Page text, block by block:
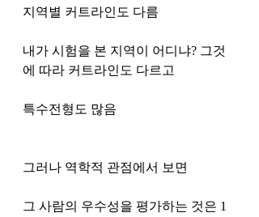
지역별 커트라인도 다름
내가 시험을 본 지역이 어디냐? 그것
에 따라 커트라인도 다르고
특수전형도 많음
그러나 역학적 관점에서 보면
그 사람의 우수성을 평가하는 것은 1